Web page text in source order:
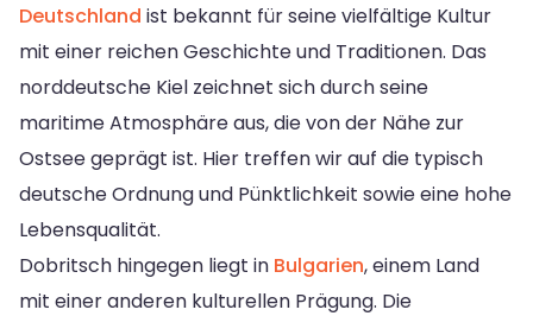
Deutschland ist bekannt für seine vielfältige Kultur
mit einer reichen Geschichte und Traditionen. Das
norddeutsche Kiel zeichnet sich durch seine
maritime Atmosphäre aus, die von der Nähe zur
Ostsee geprägt ist. Hier treffen wir auf die typisch
deutsche Ordnung und Pünktlichkeit sowie eine hohe
Lebensqualität.
Dobritsch hingegen liegt in Bulgarien, einem Land
mit einer anderen kulturellen Prägung. Die